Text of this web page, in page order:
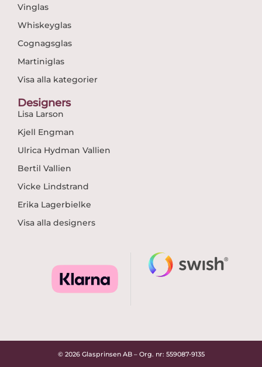
Vinglas
Whiskeyglas
Cognagsglas
Martiniglas
Visa alla kategorier
Designers
Lisa Larson
Kjell Engman
Ulrica Hydman Vallien
Bertil Vallien
Vicke Lindstrand
Erika Lagerbielke
Visa alla designers
© 2026 Glasprinsen AB – Org. nr: 559087-9135